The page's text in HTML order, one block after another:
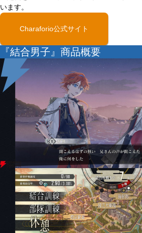
います。
Charaforio公式サイト
『結合男子』商品概要